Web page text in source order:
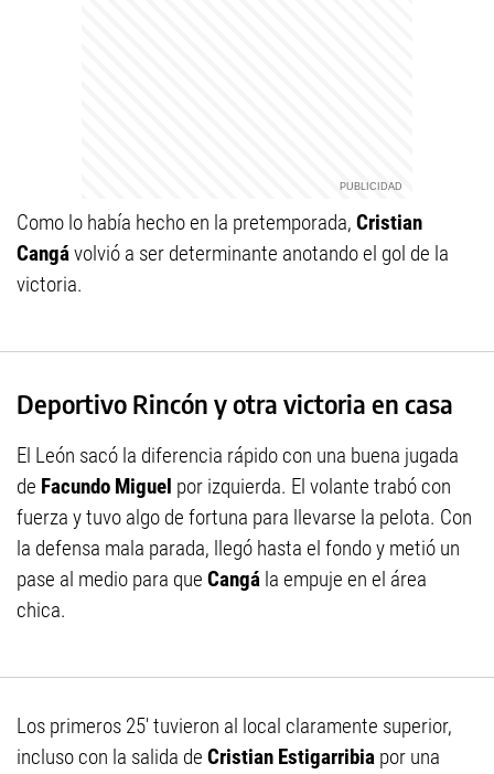
Como lo había hecho en la pretemporada, Cristian
Cangávolvió a ser determinante anotando el gol de la
victoria.
Deportivo Rincón y otra victoria en casa
El León sacó la diferencia rápido con una buena jugada
de Facundo Miguel por izquierda. El volante trabó con
fuerza y tuvo algo de fortuna para llevarse la pelota. Con
la defensa mala parada, llegó hasta el fondo y metió un
pase al medio para que Cangá la empuje en el área
chica.
Los primeros 25' tuvieron al local claramente superior,
incluso con la salida de Cristian Estigarribia por una